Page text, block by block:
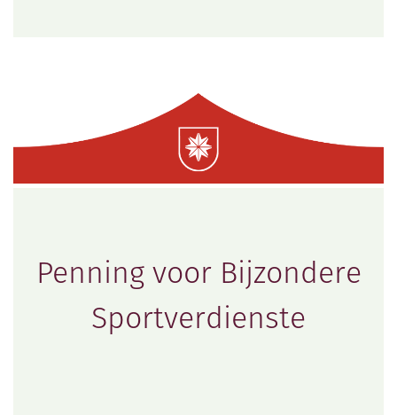
Penning voor Bijzondere
Sportverdienste